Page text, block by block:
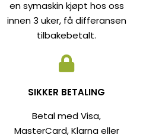
en symaskin kjøpt hos oss
innen 3 uker, få differansen
tilbakebetalt.
SIKKER BETALING
Betal med Visa,
MasterCard, Klarna eller